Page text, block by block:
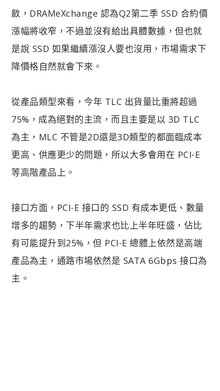
斂，DRAMeXchange 認為Q2第二季 SSD 合約價
漲幅將收窄，不過並沒有給出具體數據，但也就
是說 SSD 如果繼續漲沒人要也沒用，市場需求下
降價格自然就會下來。
從產品類型來看，今年 TLC 出貨量比重將超過
75%，成為絕對的主流，而且主要是以 3D TLC
為主，MLC 不管是2D還是3D類型的都面臨成本
更高、供應更少的問題，所以大多會用在 PCI-E
等高階產品上。
接口方面，PCI-E 接口的 SSD 有成本更低、數量
增多的趨勢，下半年需求也比上半年旺盛，佔比
有可能提升到25%，但 PCI-E 總體上依然是高端
產品為主，通路市場依然是 SATA 6Gbps 接口為
主。